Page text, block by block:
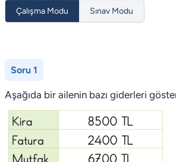
Çalışma Modu
Sınav Modu
Soru 1
Aşağıda bir ailenin bazı giderleri